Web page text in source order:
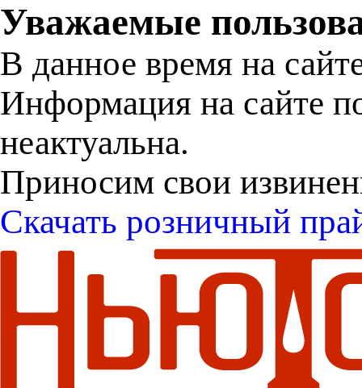
Уважаемые
В данное время на
Информация на сайте
неактуальна.
Приносим свои
Скачать розничный